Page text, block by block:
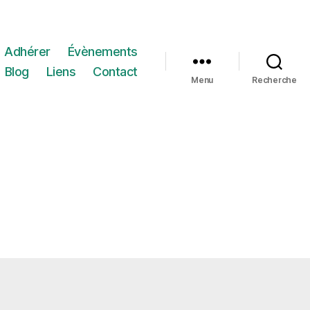
Adhérer
Évènements
Blog Liens Contact
Menu Recherche